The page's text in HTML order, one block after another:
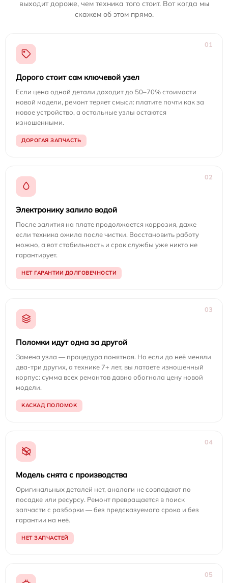
выходит дороже, чем техника того стоит. Вот когда мы
скажем об этом прямо.
01
Дорого стоит сам ключевой узел
Если цена одной детали доходит до 50–70% стоимости
новой модели, ремонт теряет смысл: платите почти как за
новое устройство, а остальные узлы остаются
изношенными.
ДОРОГАЯ ЗАПЧАСТЬ
02
Электронику залило водой
После залития на плате продолжается коррозия, даже
если техника ожила после чистки. Восстановить работу
можно, а вот стабильность и срок службы уже никто не
гарантирует.
НЕТ ГАРАНТИИ ДОЛГОВЕЧНОСТИ
03
Поломки идут одна за другой
Замена узла — процедура понятная. Но если до неё меняли
два-три других, а технике 7+ лет, вы латаете изношенный
корпус: сумма всех ремонтов давно обогнала цену новой
модели.
КАСКАД ПОЛОМОК
04
Модель снята с производства
Оригинальных деталей нет, аналоги не совпадают по
посадке или ресурсу. Ремонт превращается в поиск
запчасти с разборки — без предсказуемого срока и без
гарантии на неё.
НЕТ ЗАПЧАСТЕЙ
05